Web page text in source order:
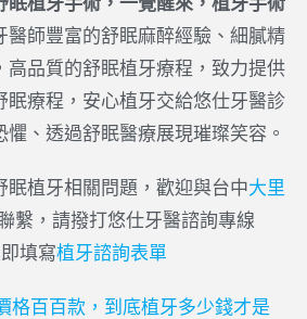
醫師豐富的舒眠麻醉經驗、細膩精
高品質的舒眠植牙療程，致力提供
眠療程，安心植牙交給悠仕牙醫診
、透過舒眠醫療展現璀璨笑容。
眠植牙相關問題，歡迎與台中大里
繫，請撥打悠仕牙醫諮詢專線
填寫植牙諮詢表單
格百百款，到底植牙多少錢才是